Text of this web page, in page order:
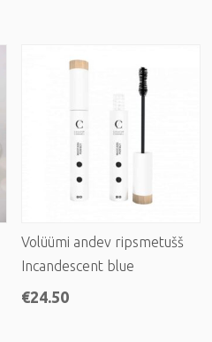
Volüümi andev ripsmetušš
Incandescent blue
€24.50